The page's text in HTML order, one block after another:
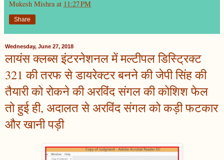
Mukesh Mishra at 11:27 PM
Share
Wednesday, June 27, 2018
लायंस क्लब्स इंटरनेशनल में मल्टीपल डिस्ट्रिक्ट
321 की तरफ से डायरेक्टर बनने की जेपी सिंह की
तैयारी को रोकने की अरविंद संगल की कोशिश फेल
तो हुई ही, अदालत से अरविंद संगल को कड़ी फटकार
और खानी पड़ी